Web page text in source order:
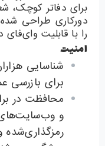
برای دفاتر
دورکاری طراحی
را با قابلیت
امنیت
شناسایی
برای بازرسی
محافظت در
و
رمزگذاری‌شده